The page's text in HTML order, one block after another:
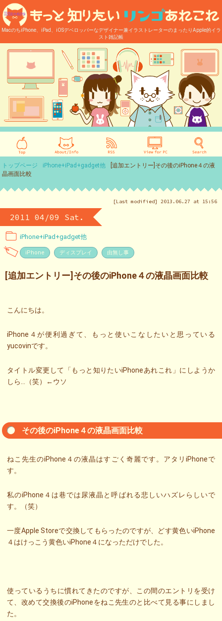
MacのちiPhone、iPad、iOSデベロッパーなデザイナー兼イラストレーターのまったりApple的イラ
スト雑記帳
トップページ iPhone+iPad+gadget他
[追加エントリー]その後のiPhone４の液
晶画面比較
[Last modified] 2013.06.27 at 15:56
2011 04/09 Sat.
iPhone+iPad+gadget他
iPhone ディスプレイ 由無し事
[追加エントリー]その後のiPhone４の液晶画面比較
こんにちは。
iPhone４が便利過ぎて、もっと使いこなしたいと思っている
yucovinです。
タイトル変更して「もっと知りたいiPhoneあれこれ」にしようか
しら…（笑）←ウソ
その後のiPhone４の液晶画面比較
ねこ先生のiPhone４の液晶はすごく奇麗です。アタリiPhoneで
す。
私のiPhone４は巷では尿液晶と呼ばれる悲しいハズレらしいで
す。（笑）
一度Apple Storeで交換してもらったのですが、どす黄色いiPhone
４はけっこう黄色いiPhone４になっただけでした。
使っているうちに慣れてきたのですが、この間のエントリを受け
て、改めて交換後のiPhoneをねこ先生のと比べて見る事にしまし
た。